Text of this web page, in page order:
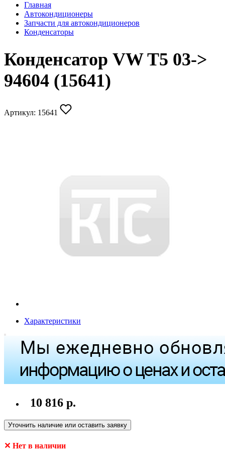
Главная
Автокондиционеры
Запчасти для автокондиционеров
Конденсаторы
Конденсатор VW T5 03->
94604 (15641)
Артикул: 15641
Характеристики
10 816 р.
Уточнить наличие или оставить заявку
✕ Нет в наличии